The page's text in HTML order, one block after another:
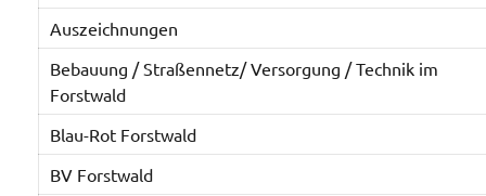
Auszeichnungen
Bebauung / Straßennetz/ Versorgung / Technik im
Forstwald
Blau-Rot Forstwald
BV Forstwald